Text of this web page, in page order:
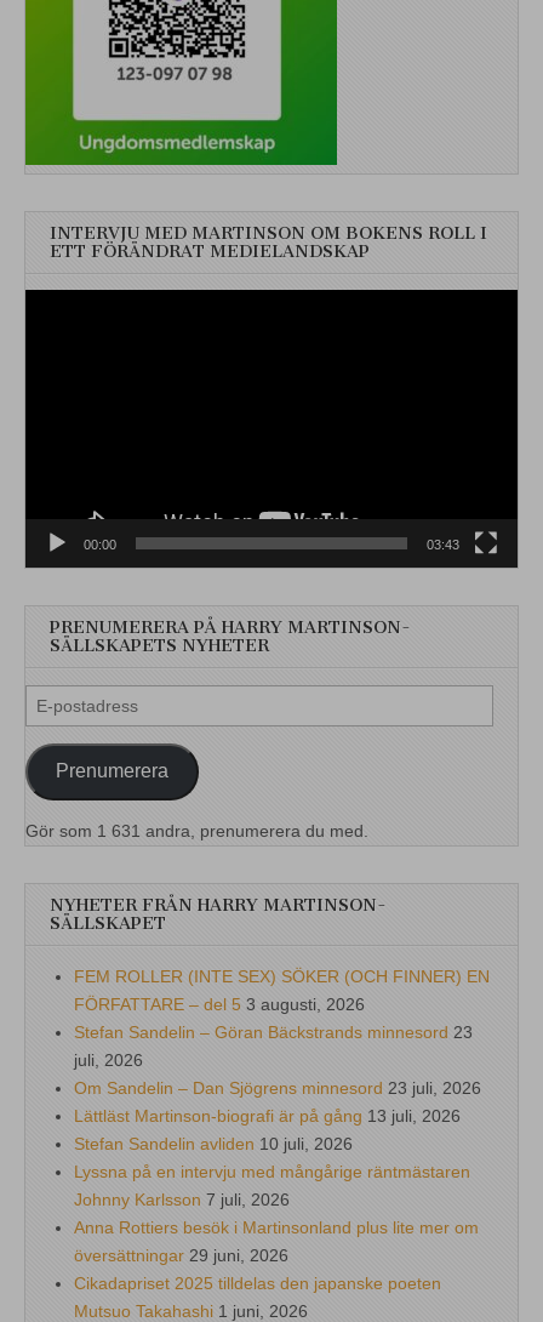
INTERVJU MED MARTINSON OM BOKENS ROLL I
ETT FÖRÄNDRAT MEDIELANDSKAP
00:00 03:43
PRENUMERERA PÅ HARRY MARTINSON-
SÄLLSKAPETS NYHETER
E-
postadress
Prenumerera
Gör som 1 631 andra, prenumerera du med.
NYHETER FRÅN HARRY MARTINSON-
SÄLLSKAPET
FEM ROLLER (INTE SEX) SÖKER (OCH FINNER) EN
FÖRFATTARE – del 5 3 augusti, 2026
Stefan Sandelin – Göran Bäckstrands minnesord 23
juli, 2026
Om Sandelin – Dan Sjögrens minnesord 23 juli, 2026
Lättläst Martinson-biografi är på gång 13 juli, 2026
Stefan Sandelin avliden 10 juli, 2026
Lyssna på en intervju med mångårige räntmästaren
Johnny Karlsson 7 juli, 2026
Anna Rottiers besök i Martinsonland plus lite mer om
översättningar 29 juni, 2026
Cikadapriset 2025 tilldelas den japanske poeten
Mutsuo Takahashi 1 juni, 2026